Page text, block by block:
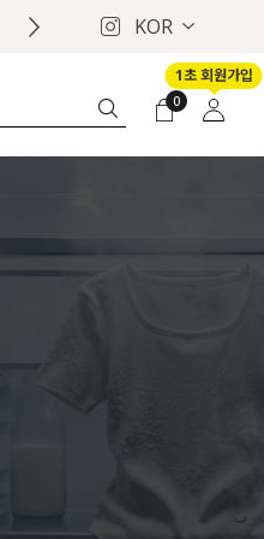
럭키 이룰렛 최대 30% OFF + 100%
KOR
0
1초 회원가입